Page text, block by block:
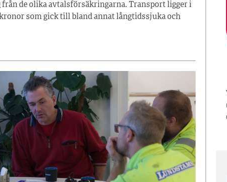
de olika avtalsförsäkringarna. Transport ligger i
som gick till bland annat långtidssjuka och